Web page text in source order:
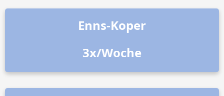
Enns-Koper
3x/Woche